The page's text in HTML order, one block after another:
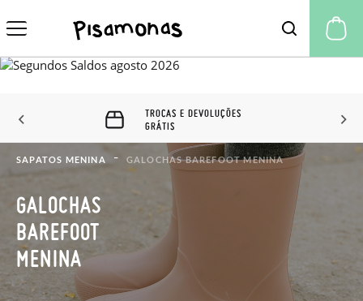
TROCAS E DEVOLUÇÕES
GRÁTIS
SAPATOS MENINA GALOCHAS BAREFOOT MENINA
GALOCHAS
BAREFOOT
MENINA